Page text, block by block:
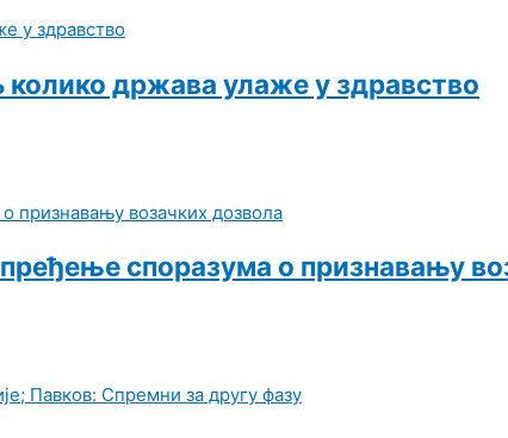
држава улаже у здравство
споразума о признавању